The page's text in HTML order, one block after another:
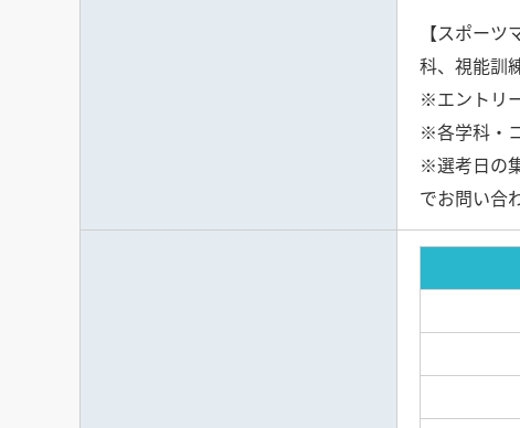
【スポー
科、視能訓
※エントリ
※各学科・
※選考日の
でお問い合